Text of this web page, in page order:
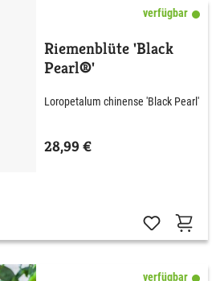
verfügbar
Riemenblüte 'Black
Pearl®'
Loropetalum chinense 'Black Pearl'
28,99 €
verfügbar